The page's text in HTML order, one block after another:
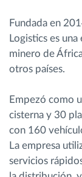
¿Cómo
actividad de
Fundada en
Logistics es
minero de
otros países.
Empezó como
cisterna y 30
con 160
La empresa
servicios